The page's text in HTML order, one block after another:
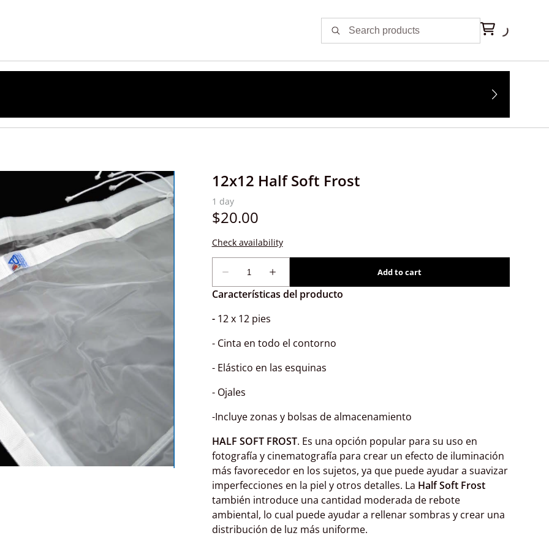
12x12 Half Soft Frost
Características del producto
- 12 x 12 pies
- Cinta en todo el contorno
- Elástico en las esquinas
- Ojales
-Incluye zonas y bolsas de almacenamiento
HALF SOFT FROST. Es una opción popular para su uso en
fotografía y cinematografía para crear un efecto de iluminación
más favorecedor en los sujetos, ya que puede ayudar a suavizar
imperfecciones en la piel y otros detalles. La Half Soft Frost
también introduce una cantidad moderada de rebote
ambiental, lo cual puede ayudar a rellenar sombras y crear una
distribución de luz más uniforme.